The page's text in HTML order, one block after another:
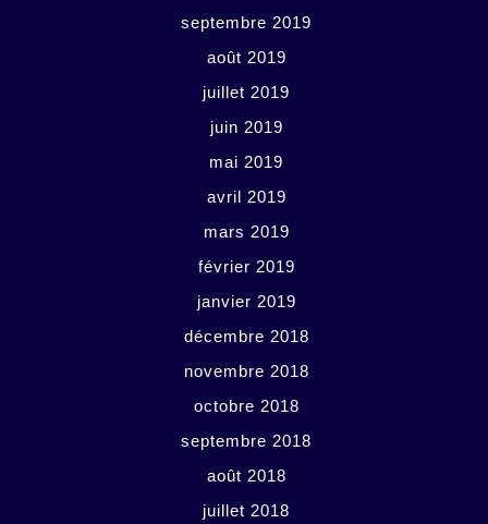
septembre 2019
août 2019
juillet 2019
juin 2019
mai 2019
avril 2019
mars 2019
février 2019
janvier 2019
décembre 2018
novembre 2018
octobre 2018
septembre 2018
août 2018
juillet 2018